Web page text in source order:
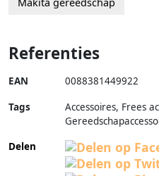
Referenties
EAN 0088381449922
Tags
Accessoires, Frees
Delen